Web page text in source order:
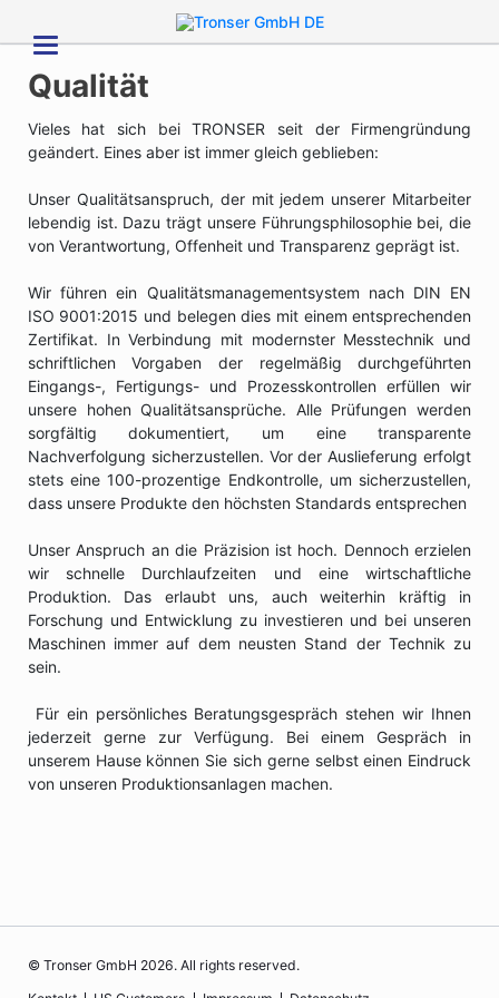
Qualität
Vieles hat sich bei TRONSER seit der Firmengründung
geändert. Eines aber ist immer gleich geblieben:
Unser Qualitätsanspruch, der mit jedem unserer Mitarbeiter
lebendig ist. Dazu trägt unsere Führungsphilosophie bei, die
von Verantwortung, Offenheit und Transparenz geprägt ist.
Wir führen ein Qualitätsmanagementsystem nach DIN EN
ISO 9001:2015 und belegen dies mit einem entsprechenden
Zertifikat. In Verbindung mit modernster Messtechnik und
schriftlichen Vorgaben der regelmäßig durchgeführten
Eingangs-, Fertigungs- und Prozesskontrollen erfüllen wir
unsere hohen Qualitätsansprüche. Alle Prüfungen werden
sorgfältig dokumentiert, um eine transparente
Nachverfolgung sicherzustellen. Vor der Auslieferung erfolgt
stets eine 100-prozentige Endkontrolle, um sicherzustellen,
dass unsere Produkte den höchsten Standards entsprechen
Unser Anspruch an die Präzision ist hoch. Dennoch erzielen
wir schnelle Durchlaufzeiten und eine wirtschaftliche
Produktion. Das erlaubt uns, auch weiterhin kräftig in
Forschung und Entwicklung zu investieren und bei unseren
Maschinen immer auf dem neusten Stand der Technik zu
sein.
Für ein persönliches Beratungsgespräch stehen wir Ihnen
jederzeit gerne zur Verfügung. Bei einem Gespräch in
unserem Hause können Sie sich gerne selbst einen Eindruck
von unseren Produktionsanlagen machen.
© Tronser GmbH 2026. All rights reserved.